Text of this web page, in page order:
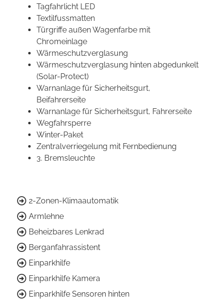
Tagfahrlicht LED
Textilfussmatten
Türgriffe außen Wagenfarbe mit
Chromeinlage
Wärmeschutzverglasung
Wärmeschutzverglasung hinten abgedunkelt
(Solar-Protect)
Warnanlage für Sicherheitsgurt,
Beifahrerseite
Warnanlage für Sicherheitsgurt, Fahrerseite
Wegfahrsperre
Winter-Paket
Zentralverriegelung mit Fernbedienung
3. Bremsleuchte
2-Zonen-Klimaautomatik
Armlehne
Beheizbares Lenkrad
Berganfahrassistent
Einparkhilfe
Einparkhilfe Kamera
Einparkhilfe Sensoren hinten